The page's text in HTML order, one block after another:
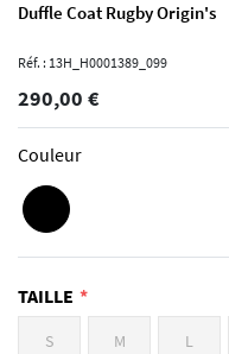
Duffle Coat Rugby Origin's
Réf. : 13H_H0001389_099
290,00 €
Couleur
TAILLE
S M L